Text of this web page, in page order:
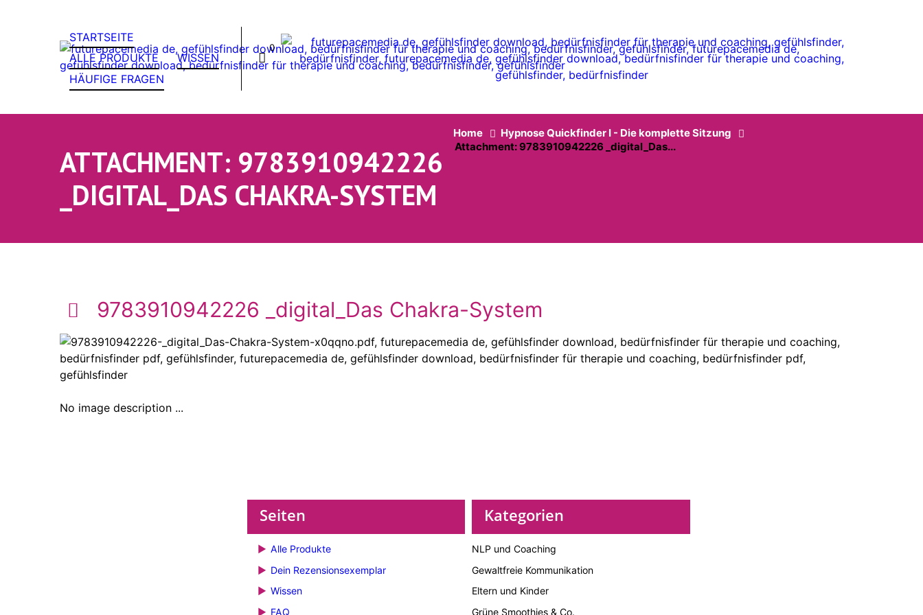
STARTSEITE
ALLE PRODUKTE
WISSEN
HÄUFIGE FRAGEN
0
ATTACHMENT: 9783910942226
_DIGITAL_DAS CHAKRA-SYSTEM
Home
Hypnose Quickfinder I - Die komplette Sitzung
Attachment: 9783910942226 _digital_Das...
9783910942226 _digital_Das Chakra-System
No image description ...
Seiten
Alle Produkte
Dein Rezensionsexemplar
Wissen
FAQ
Kategorien
NLP und Coaching
Gewaltfreie Kommunikation
Eltern und Kinder
Grüne Smoothies & Co.